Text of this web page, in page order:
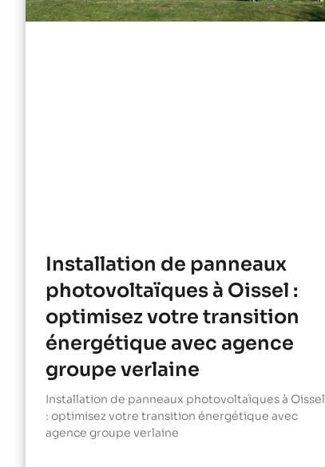
Installation de panneaux
photovoltaïques à Oissel :
optimisez votre transition
énergétique avec agence
groupe verlaine
Installation de panneaux photovoltaïques à Oissel
: optimisez votre transition énergétique avec
agence groupe verlaine